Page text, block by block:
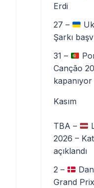
Erdi
27 –
Şarkı
31 –
Canção
kapanıyor
Kasım
TBA –
2026 –
açıklandı
2 –
Grand